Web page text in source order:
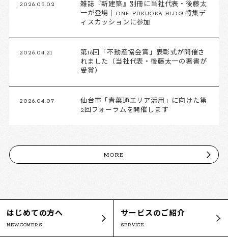
2026.05.02
雑誌『新建築』別冊に当社代表・後藤太
一が登場｜ONE FUKUOKA BLDG.特集デ
ィスカッションに参加
2026.04.21
第16回「不動産協会賞」表彰式が開催さ
れました（当社代表・後藤太一の著書が
受賞）
2026.04.07
仙台市「青葉通エリア活用」に向けた第
2回フォーラムを開催します
MORE
はじめての方へ
NEWCOMERS
サービスのご紹介
SERVICE